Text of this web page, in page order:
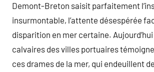
Demont-Breton saisit parfaitement
insurmontable, l’attente désespérée
disparition en mer certaine.
calvaires des villes portuaires
ces drames de la mer, qui endeuillent